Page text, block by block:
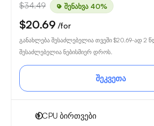
$34.49 შენახვა 40%
$20.69 /for
განახლება შესაძლებელია თვეში $20.69-ად 2
შესაძლებელია ნებისმიერ დროს.
შეკვეთა
4CPU ბირთვები